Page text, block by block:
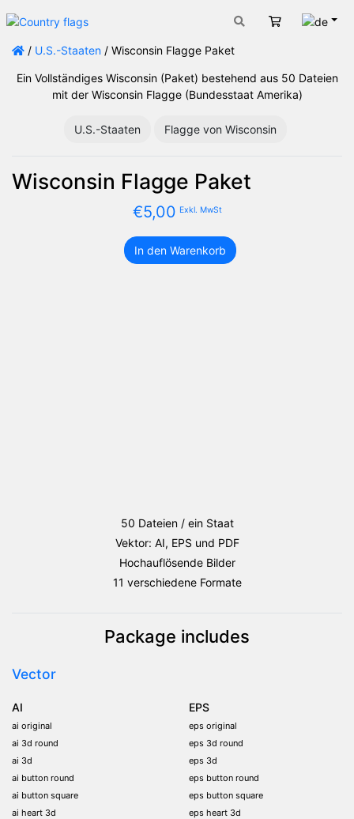
Warenkorb
/ U.S.-Staaten / Wisconsin Flagge Paket
Ein Vollständiges Wisconsin (Paket) bestehend aus 50 Dateien
mit der Wisconsin Flagge (Bundesstaat Amerika)
U.S.-Staaten Flagge von Wisconsin
Wisconsin Flagge Paket
€5,00 Exkl. MwSt
Wisconsin
In den Warenkorb
50 Dateien / ein Staat
Vektor: AI, EPS und PDF
Hochauflösende Bilder
11 verschiedene Formate
Package includes
Vector
AI
ai original
ai 3d round
ai 3d
ai button round
ai button square
ai heart 3d
EPS
eps original
eps 3d round
eps 3d
eps button round
eps button square
eps heart 3d